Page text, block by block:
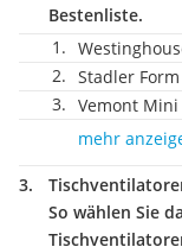
Bestenliste.
Stadler
Vemont
mehr
So wählen Sie